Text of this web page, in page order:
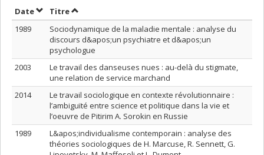
DateTrier par date en ordre croissant
TitreTrier par titre en ordre croissant
1989
Sociodynamique de la maladie mentale : analyse du
discours d&apos;un psychiatre et d&apos;un
psychologue
2003
Le travail des danseuses nues : au-delà du stigmate,
une relation de service marchand
2014
Le travail sociologique en contexte révolutionnaire :
l’ambiguïté entre science et politique dans la vie et
l’oeuvre de Pitirim A. Sorokin en Russie
1989
L&apos;individualisme contemporain : analyse des
théories sociologiques de H. Marcuse, R. Sennett, G.